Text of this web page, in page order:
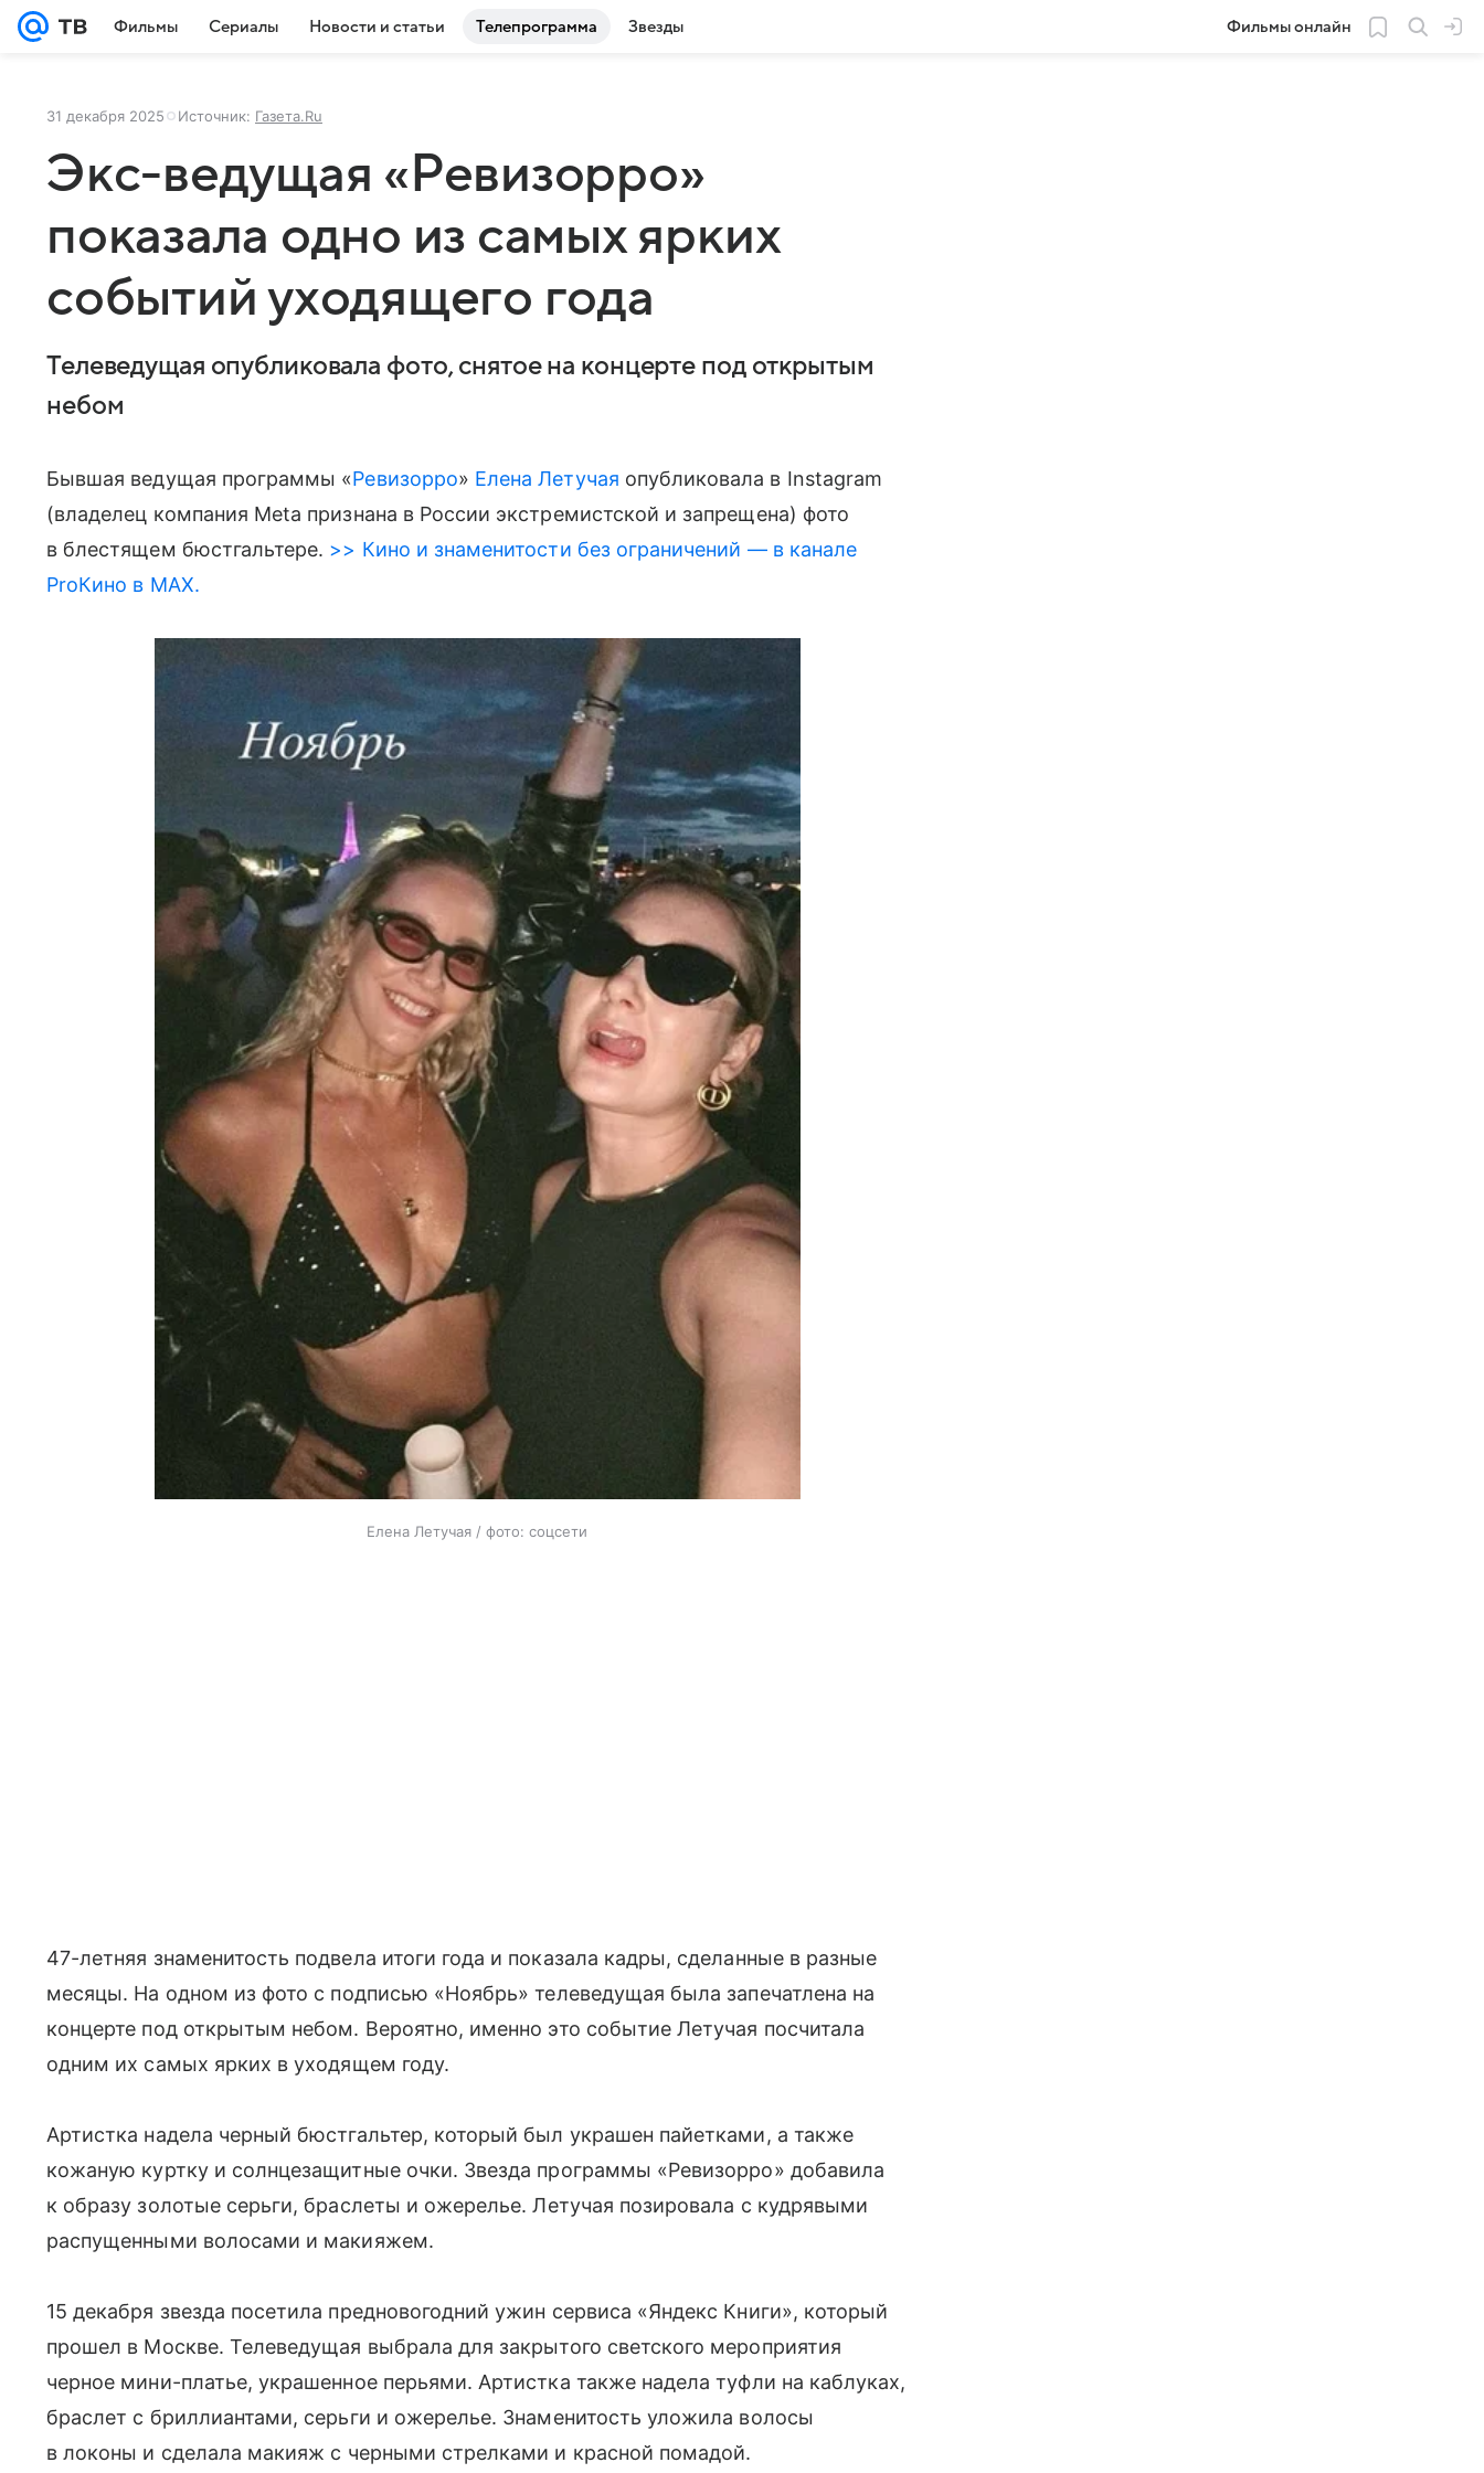
Фильмы Сериалы Новости и статьи Телепрограмма Звезды Фильмы онлайн
31 декабря 2025 Источник: Газета.Ru
Экс-ведущая «Ревизорро»
показала одно из самых ярких
событий уходящего года
Телеведущая опубликовала фото, снятое на концерте под открытым
небом
Бывшая ведущая программы «Ревизорро» Елена Летучая опубликовала в Instagram
(владелец компания Meta признана в России экстремистской и запрещена) фото
в блестящем бюстгальтере. >> Кино и знаменитости без ограничений — в канале
ProКино в MAX.
Елена Летучая / фото: соцсети
47-летняя знаменитость подвела итоги года и показала кадры, сделанные в разные
месяцы. На одном из фото с подписью «Ноябрь» телеведущая была запечатлена на
концерте под открытым небом. Вероятно, именно это событие Летучая посчитала
одним их самых ярких в уходящем году.
Артистка надела черный бюстгальтер, который был украшен пайетками, а также
кожаную куртку и солнцезащитные очки. Звезда программы «Ревизорро» добавила
к образу золотые серьги, браслеты и ожерелье. Летучая позировала с кудрявыми
распущенными волосами и макияжем.
15 декабря звезда посетила предновогодний ужин сервиса «Яндекс Книги», который
прошел в Москве. Телеведущая выбрала для закрытого светского мероприятия
черное мини-платье, украшенное перьями. Артистка также надела туфли на каблуках,
браслет с бриллиантами, серьги и ожерелье. Знаменитость уложила волосы
в локоны и сделала макияж с черными стрелками и красной помадой.